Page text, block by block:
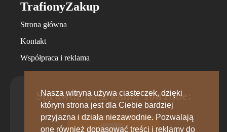
TrafionyZakup
Strona główna
Kontakt
Współpraca i reklama
Sprawdź nasz kanał YouTube:
Nasza witryna używa ciasteczek, dzięki
którym strona jest dla Ciebie bardziej
przyjazna i działa niezawodnie. Pozwalają
one również dopasować treści i reklamy do